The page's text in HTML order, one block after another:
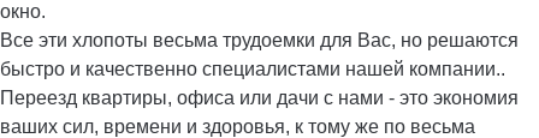
окно.
Все эти хлопоты весьма трудоемки для Вас, но решаются
быстро и качественно специалистами нашей компании..
Переезд квартиры, офиса или дачи с нами - это экономия
ваших сил, времени и здоровья, к тому же по весьма